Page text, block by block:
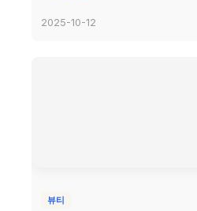
2025-10-12
뷰티